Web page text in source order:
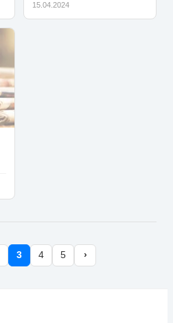
звезды
15.04.2024
3 4 5 ›